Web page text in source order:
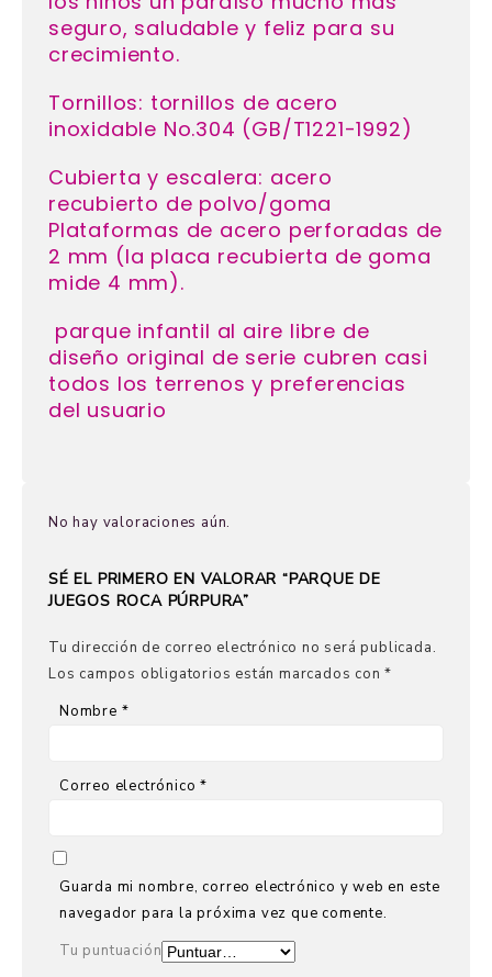
seguro, saludable y feliz para su
crecimiento.
Tornillos: tornillos de acero
inoxidable No.304 (GB/T1221-1992)
Cubierta y escalera: acero
recubierto de polvo/goma
Plataformas de acero perforadas de
2 mm (la placa recubierta de goma
mide 4 mm).
parque infantil al aire libre de
diseño original de serie cubren casi
todos los terrenos y preferencias
del usuario
No hay valoraciones aún.
SÉ EL PRIMERO EN VALORAR “PARQUE DE
JUEGOS ROCA PÚRPURA”
Tu dirección de correo electrónico no será publicada.
Los campos obligatorios están marcados con*
Nombre *
Correo electrónico*
Guarda mi nombre, correo electrónico y web en este
navegador para la próxima vez que comente.
Tu puntuación